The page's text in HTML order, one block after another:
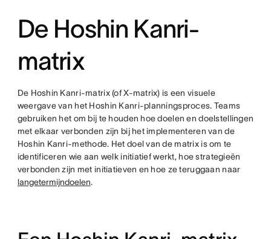
De Hoshin Kanri-
matrix
De Hoshin Kanri-matrix (of X-matrix) is een visuele
weergave van het Hoshin Kanri-planningsproces. Teams
gebruiken het om bij te houden hoe doelen en doelstellingen
met elkaar verbonden zijn bij het implementeren van de
Hoshin Kanri-methode. Het doel van de matrix is om te
identificeren wie aan welk initiatief werkt, hoe strategieën
verbonden zijn met initiatieven en hoe ze teruggaan naar
langetermijndoelen.